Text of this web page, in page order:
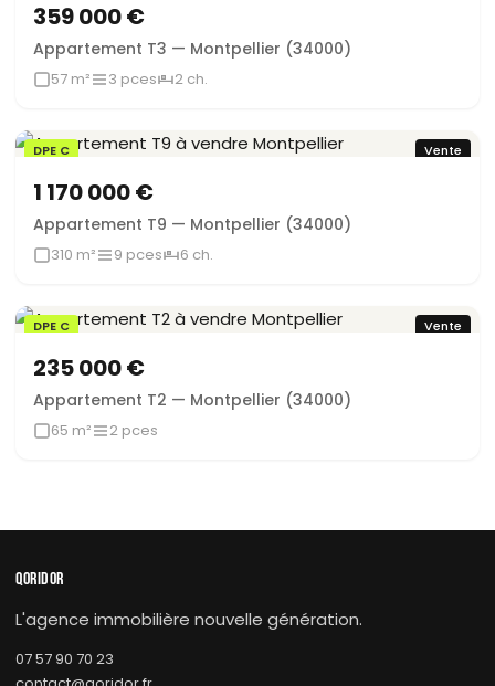
359 000 €
Appartement T3 — Montpellier (34000)
57 m² 3 pces 2 ch.
DPE C Vente
1 170 000 €
Appartement T9 — Montpellier (34000)
310 m² 9 pces 6 ch.
DPE C Vente
235 000 €
Appartement T2 — Montpellier (34000)
65 m² 2 pces
QORIDOR
L'agence immobilière nouvelle génération.
07 57 90 70 23